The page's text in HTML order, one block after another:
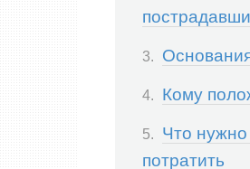
Кому
Что
потратить